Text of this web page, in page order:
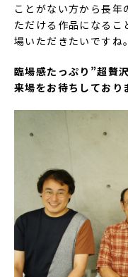
ことがない方から長年
ただける作品になるこ
場いただきたいですね。
臨場感たっぷり”超贅
来場をお待ちしており